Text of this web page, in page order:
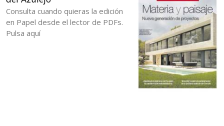
Consulta cuando quieras la edición
en Papel desde el lector de PDFs.
Pulsa aquí